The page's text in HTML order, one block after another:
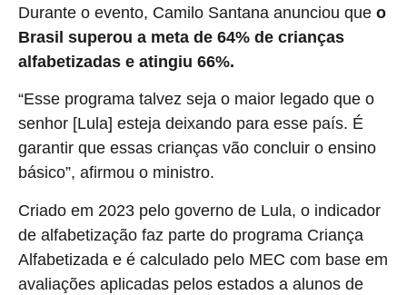
Durante o evento, Camilo Santana anunciou que o
Brasil superou a meta de 64% de crianças
alfabetizadas e atingiu 66%.
“Esse programa talvez seja o maior legado que o
senhor [Lula] esteja deixando para esse país. É
garantir que essas crianças vão concluir o ensino
básico”, afirmou o ministro.
Criado em 2023 pelo governo de Lula, o indicador
de alfabetização faz parte do programa Criança
Alfabetizada e é calculado pelo MEC com base em
avaliações aplicadas pelos estados a alunos de